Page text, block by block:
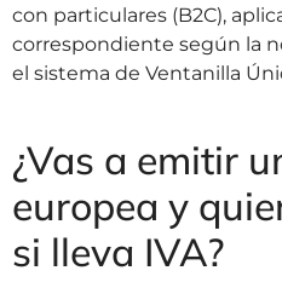
con particulares (B2C),
correspondiente según la
el sistema de Ventanilla
¿Vas a emitir
europea y
si lleva IVA?